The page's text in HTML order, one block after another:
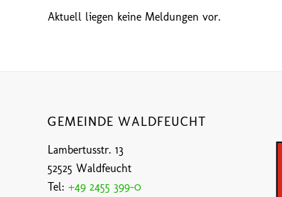
Aktuell liegen keine Meldungen vor.
GEMEINDE WALDFEUCHT
Lambertusstr. 13
52525 Waldfeucht
Tel: +49 2455 399-0